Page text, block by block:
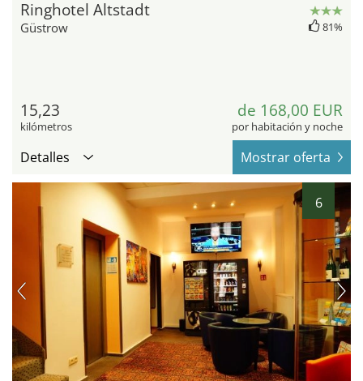
Ringhotel Altstadt
Güstrow 81%
15,23
kilómetros
de 168,00 EUR
por habitación y noche
Detalles Mostrar oferta
6